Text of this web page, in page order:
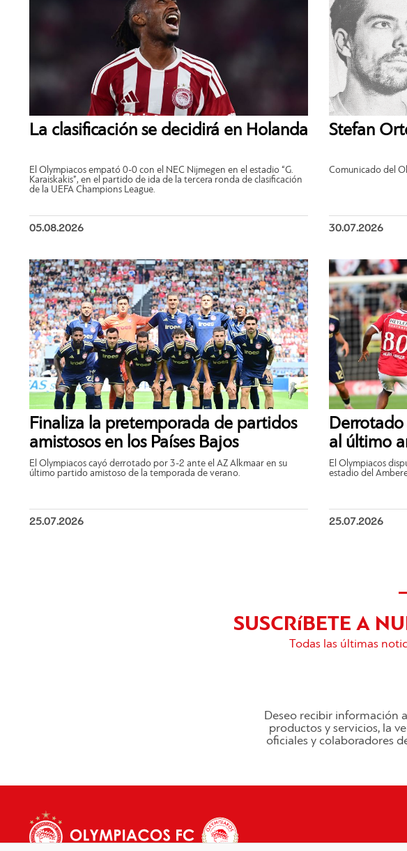
La clasificación se decidirá en Holanda
El Olympiacos empató 0-0 con el NEC Nijmegen en el estadio “G.
Karaiskakis”, en el partido de ida de la tercera ronda de clasificación
de la UEFA Champions League.
05.08.2026
Stefan
Comunicado del
30.07.2026
Finaliza la pretemporada de partidos
amistosos en los Países Bajos
El Olympiacos cayó derrotado por 3-2 ante el AZ Alkmaar en su
último partido amistoso de la temporada de verano.
25.07.2026
Derrotado
al último
El Olympiacos
estadio del
25.07.2026
SUSCRíBETE A
Todas las últimas
Deseo recibir información
productos y servicios, la
oficiales y colaboradores